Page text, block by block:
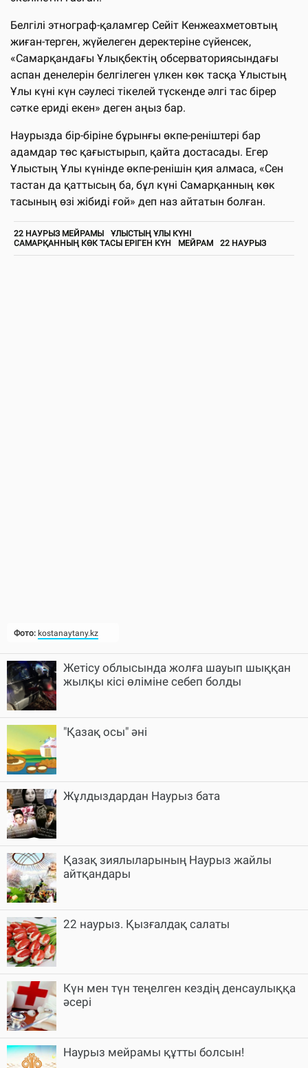
Фото: kostanaytany.kz
Белгілі этнограф-қаламгер Сейіт Кенжеахметовтың
жиған-терген, жүйелеген деректеріне сүйенсек,
«Самарқандағы Ұлықбектің обсерваториясындағы
аспан денелерін белгілеген үлкен көк тасқа Ұлыстың
Ұлы күні күн сәулесі тікелей түскенде әлгі тас бірер
сәтке ериді екен» деген аңыз бар.
Наурызда бір-біріне бұрынғы өкпе-реніштері бар
адамдар төс қағыстырып, қайта достасады. Егер
Ұлыстың Ұлы күнінде өкпе-ренішін қия алмаса, «Сен
тастан да қаттысың ба, бұл күні Самарқанның көк
тасының өзі жібиді ғой» деп наз айтатын болған.
22 НАУРЫЗ МЕЙРАМЫ
ҰЛЫСТЫҢ ҰЛЫ КҮНІ
САМАРҚАННЫҢ КӨК ТАСЫ ЕРІГЕН КҮН
МЕЙРАМ 22 НАУРЫЗ
Жетісу облысында жолға шауып шыққан
жылқы кісі өліміне себеп болды
"Қазақ осы" әні
Жұлдыздардан Наурыз бата
Қазақ зиялыларының Наурыз жайлы
айтқандары
22 наурыз. Қызғалдақ салаты
Күн мен түн теңелген кездің денсаулыққа
әсері
Наурыз мейрамы құтты болсын!